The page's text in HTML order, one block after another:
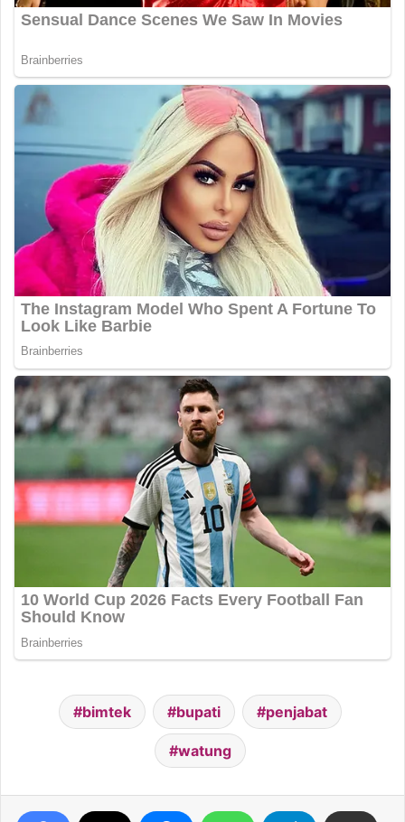
bimtek bupati penjabat
watung